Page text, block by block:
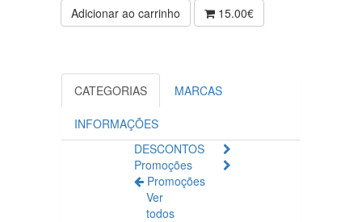
Adicionar ao carrinho
15.00€
CATEGORIAS MARCAS
INFORMAÇÕES
DESCONTOS
Promoções
Promoções
Ver
todos